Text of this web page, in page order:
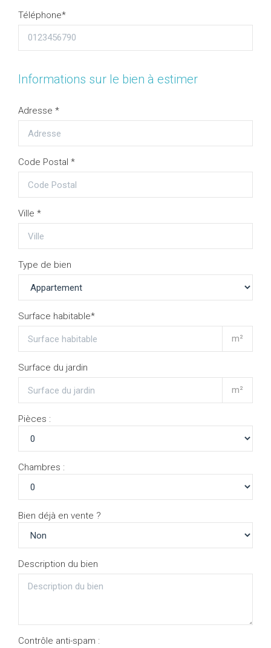
Téléphone*
Informations sur le bien à estimer
Adresse *
Code Postal *
Ville *
Type de bien
Surface habitable*
m²
Surface du jardin
m²
Pièces :
Chambres :
Bien déjà en vente ?
Description du bien
Contrôle anti-spam :